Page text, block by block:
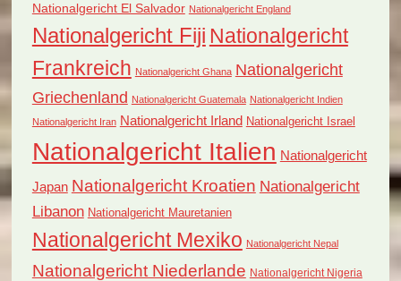
Nationalgericht El Salvador Nationalgericht England
Nationalgericht Fiji Nationalgericht
Frankreich Nationalgericht Ghana Nationalgericht
Griechenland Nationalgericht Guatemala Nationalgericht Indien
Nationalgericht Iran Nationalgericht Irland Nationalgericht Israel
Nationalgericht Italien Nationalgericht
Japan Nationalgericht Kroatien Nationalgericht
Libanon Nationalgericht Mauretanien
Nationalgericht Mexiko Nationalgericht Nepal
Nationalgericht Niederlande Nationalgericht Nigeria